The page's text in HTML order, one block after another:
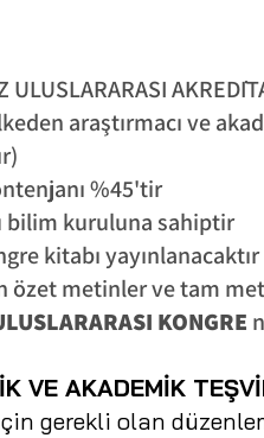
ULUSLARARASI
araştırmacı ve
%45'tir
bilim kuruluna sahiptir
kitabı yayınlanacaktır
özet metinler ve tam
KONGRE
VE AKADEMİK
gerekli olan